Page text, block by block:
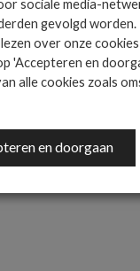
sociale media-
gevolgd
over onze
'Accepteren en
alle cookies zoals
en doorgaan